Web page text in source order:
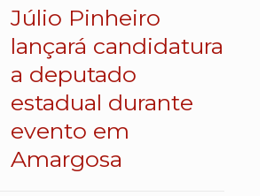
Júlio Pinheiro
lançará candidatura
a deputado
estadual durante
evento em
Amargosa